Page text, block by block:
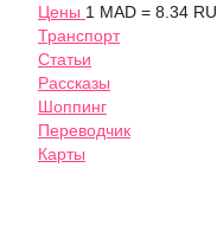
Цены 1 MAD = 8.34
Транспорт
Статьи
Рассказы
Шоппинг
Переводчик
Карты